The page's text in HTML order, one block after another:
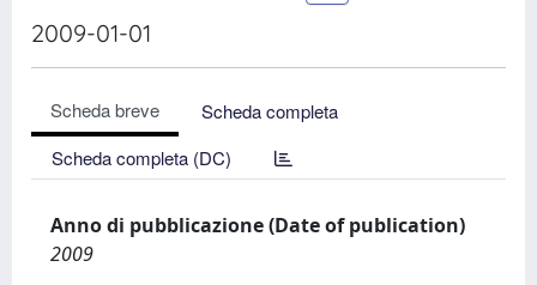
2009-01-01
Scheda breve
Scheda completa
Scheda completa (DC)
Anno di pubblicazione (Date of publication)
2009